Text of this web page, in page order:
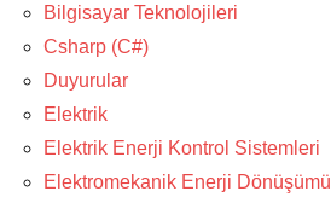
Bilgisayar Teknolojileri
Csharp (C#)
Duyurular
Elektrik
Elektrik Enerji Kontrol Sistemleri
Elektromekanik Enerji Dönüşümü